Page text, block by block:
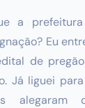
a
Eu
de
Já liguei
alegaram